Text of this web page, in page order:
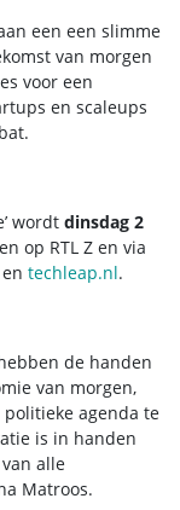
een een slimme
van morgen
voor een
en scaleups
wordt dinsdag 2
op RTL Z en via
en techleap.nl.
de handen
van morgen,
agenda te
is in handen
alle
Matroos.